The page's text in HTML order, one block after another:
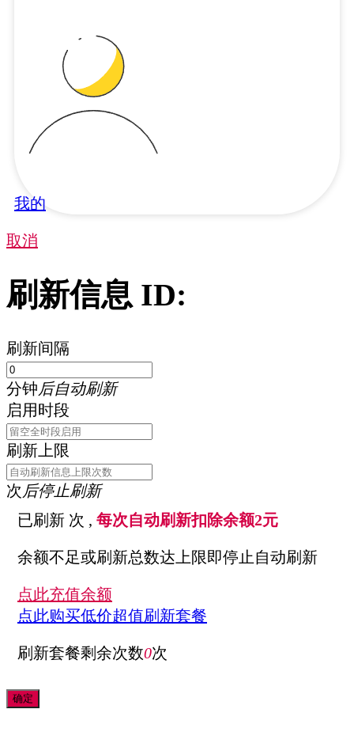
我的
取消
刷新信息 ID:
刷新间隔
分钟后自动刷新
启用时段
刷新上限
次 后停止刷新
已刷新 次 , 每次自动刷新扣除余额2元
余额不足或刷新总数达上限即停止自动刷新
点此充值余额
点此购买低价超值刷新套餐
刷新套餐剩余次数0次